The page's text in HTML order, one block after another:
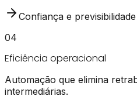
Confiança e previsibilidade
04
Eficiência operacional
Automação que elimina
intermediárias.